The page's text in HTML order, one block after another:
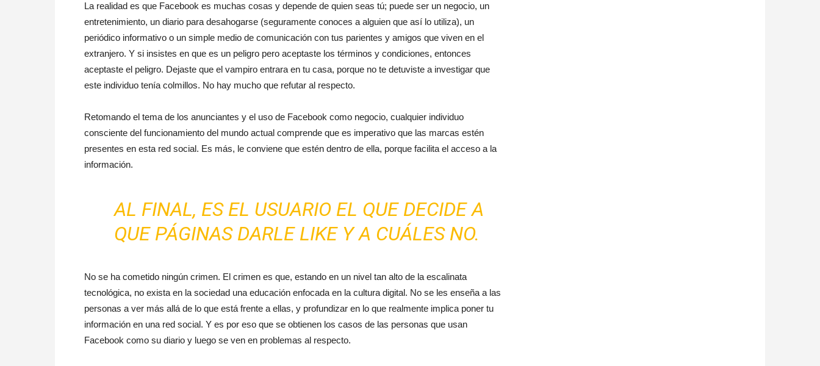
La realidad es que Facebook es muchas cosas y depende de quien seas tú; puede ser un negocio, un
entretenimiento, un diario para desahogarse (seguramente conoces a alguien que así lo utiliza), un
periódico informativo o un simple medio de comunicación con tus parientes y amigos que viven en el
extranjero. Y si insistes en que es un peligro pero aceptaste los términos y condiciones, entonces
aceptaste el peligro. Dejaste que el vampiro entrara en tu casa, porque no te detuviste a investigar que
este individuo tenía colmillos. No hay mucho que refutar al respecto.
Retomando el tema de los anunciantes y el uso de Facebook como negocio, cualquier individuo
consciente del funcionamiento del mundo actual comprende que es imperativo que las marcas estén
presentes en esta red social. Es más, le conviene que estén dentro de ella, porque facilita el acceso a la
información.
AL FINAL, ES EL USUARIO EL QUE DECIDE A
QUE PÁGINAS DARLE LIKE Y A CUÁLES NO.
No se ha cometido ningún crimen. El crimen es que, estando en un nivel tan alto de la escalinata
tecnológica, no exista en la sociedad una educación enfocada en la cultura digital. No se les enseña a las
personas a ver más allá de lo que está frente a ellas, y profundizar en lo que realmente implica poner tu
información en una red social. Y es por eso que se obtienen los casos de las personas que usan
Facebook como su diario y luego se ven en problemas al respecto.